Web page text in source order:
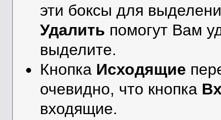
эти боксы для
Удалить помогут Вам
выделите.
Кнопка Исходящие
очевидно, что кнопка
входящие.